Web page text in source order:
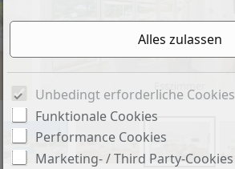
Unbedingt erforderliche Cookies
Funktionale Cookies
Performance Cookies
Marketing- / Third Party-Cookies